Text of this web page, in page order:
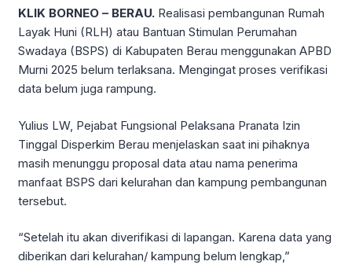
KLIK BORNEO – BERAU. Realisasi pembangunan Rumah
Layak Huni (RLH) atau Bantuan Stimulan Perumahan
Swadaya (BSPS) di Kabupaten Berau menggunakan APBD
Murni 2025 belum terlaksana. Mengingat proses verifikasi
data belum juga rampung.
Yulius LW, Pejabat Fungsional Pelaksana Pranata Izin
Tinggal Disperkim Berau menjelaskan saat ini pihaknya
masih menunggu proposal data atau nama penerima
manfaat BSPS dari kelurahan dan kampung pembangunan
tersebut.
“Setelah itu akan diverifikasi di lapangan. Karena data yang
diberikan dari kelurahan/ kampung belum lengkap,”